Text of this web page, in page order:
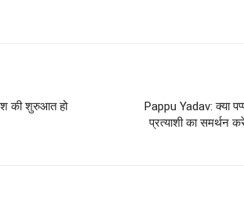
की शुरुआत हो
Pappu Yadav: क्या
प्रत्याशी का समर्थन